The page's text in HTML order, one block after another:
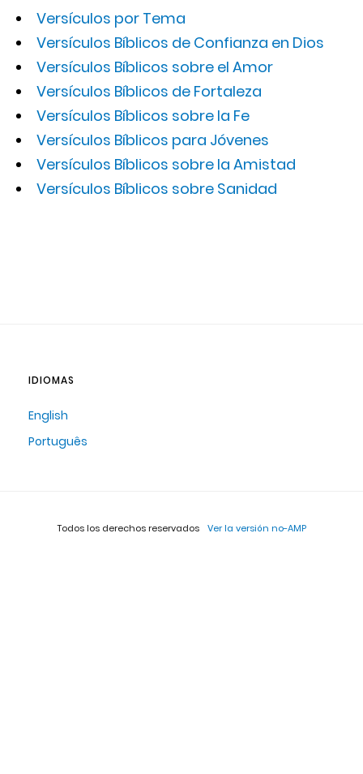
Versículos por Tema
Versículos Bíblicos de Confianza en Dios
Versículos Bíblicos sobre el Amor
Versículos Bíblicos de Fortaleza
Versículos Bíblicos sobre la Fe
Versículos Bíblicos para Jóvenes
Versículos Bíblicos sobre la Amistad
Versículos Bíblicos sobre Sanidad
IDIOMAS
English
Português
Todos los derechos reservados Ver la versión no-AMP